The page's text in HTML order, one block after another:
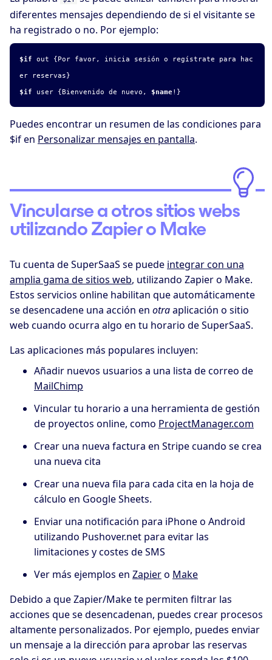
diferentes mensajes dependiendo de si el visitante se
ha registrado o no. Por ejemplo:
$if out {Por favor, inicia sesión o regístrate para hac
er reservas}
$if user {Bienvenido de nuevo, $name!}
Puedes encontrar un resumen de las condiciones para
$if en Personalizar mensajes en pantalla.
Vincularse a otros sitios webs
utilizando Zapier o Make
Tu cuenta de SuperSaaS se puede integrar con una
amplia gama de sitios web, utilizando Zapier o Make.
Estos servicios online habilitan que automáticamente
se desencadene una acción en otraaplicación o sitio
web cuando ocurra algo en tu horario de SuperSaaS.
Las aplicaciones más populares incluyen:
Añadir nuevos usuarios a una lista de correo de
MailChimp
Vincular tu horario a una herramienta de gestión
de proyectos online, como ProjectManager.com
Crear una nueva factura en Stripe cuando se crea
una nueva cita
Crear una nueva fila para cada cita en la hoja de
cálculo en Google Sheets.
Enviar una notificación para iPhone o Android
utilizando Pushover.net para evitar las
limitaciones y costes de SMS
Ver más ejemplos en Zapiero Make
Debido a que Zapier/Make te permiten filtrar las
acciones que se desencadenan, puedes crear procesos
altamente personalizados. Por ejemplo, puedes enviar
un mensaje a la dirección para aprobar las reservas